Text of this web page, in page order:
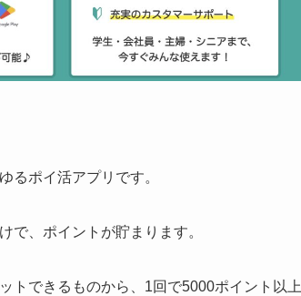
るポイ活アプリです。
で、ポイントが貯まります。
トできるものから、1回で5000ポイント以上